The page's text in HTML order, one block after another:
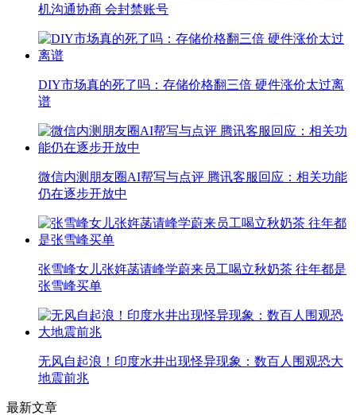
机沟通协商 会封禁账号
DIY市场真的死了吗：存储价格翻三倍 硬件涨价太过离
谱
微信内测朋友圈AI帮写与点评 腾讯客服回应：相关功能
仍在逐步开放中
张雪峰女儿张姩菡请峰学蔚来员工喝立秋奶茶 往年都是
张雪峰买单
无风自起浪！印度水井出现怪异现象：数百人围观恐大
地震前兆
最新文章